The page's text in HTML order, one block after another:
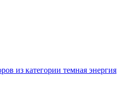
из категории темная энергия